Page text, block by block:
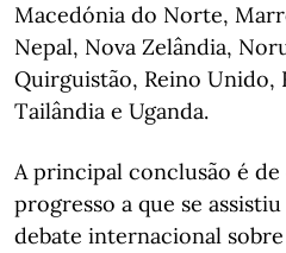
Macedónia do Norte,
Nepal, Nova Zelândia,
Quirguistão, Reino Unido,
Tailândia e Uganda.
A principal conclusão é
progresso a que se
debate internacional